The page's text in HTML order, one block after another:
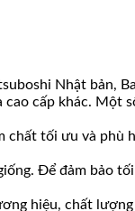
Nhật bản,
cấp khác. Một
chất tối ưu và phù
Để đảm bảo
hiệu, chất